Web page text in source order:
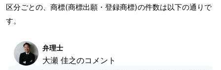
区分ごとの、商標(商標出願・登録商標)の件数は以下の通りで
す。
弁理士
大瀬 佳之のコメント